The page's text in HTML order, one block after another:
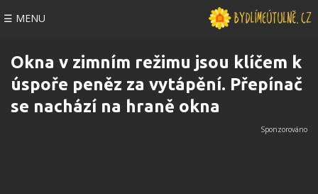
☰ MENU
Okna v zimním režimu jsou klíčem k
úspoře peněz za vytápění. Přepínač
se nachází na hraně okna